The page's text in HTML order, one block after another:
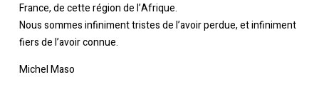
France, de cette région de l’Afrique.
Nous sommes infiniment tristes de l’avoir perdue, et infiniment
fiers de l’avoir connue.
Michel Maso